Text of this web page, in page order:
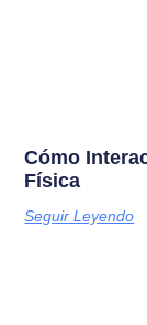
Cómo
Física
Seguir Leyendo